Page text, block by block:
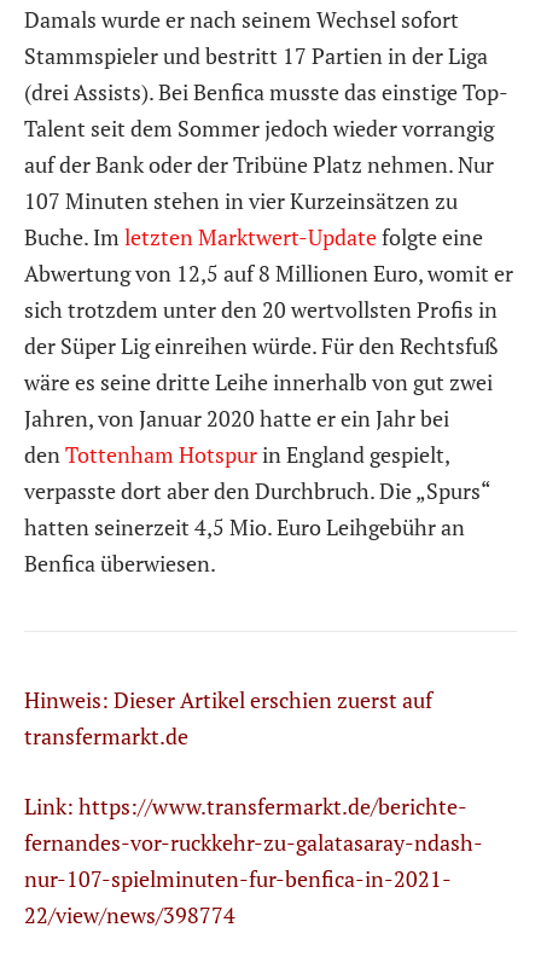
Damals wurde er nach seinem Wechsel sofort
Stammspieler und bestritt 17 Partien in der Liga
(drei Assists). Bei Benfica musste das einstige Top-
Talent seit dem Sommer jedoch wieder vorrangig
auf der Bank oder der Tribüne Platz nehmen. Nur
107 Minuten stehen in vier Kurzeinsätzen zu
Buche. Im letzten Marktwert-Updatefolgte eine
Abwertung von 12,5 auf 8 Millionen Euro, womit er
sich trotzdem unter den 20 wertvollsten Profis in
der Süper Lig einreihen würde. Für den Rechtsfuß
wäre es seine dritte Leihe innerhalb von gut zwei
Jahren, von Januar 2020 hatte er ein Jahr bei
denTottenham Hotspurin England gespielt,
verpasste dort aber den Durchbruch. Die „Spurs“
hatten seinerzeit 4,5 Mio. Euro Leihgebühr an
Benfica überwiesen.
Hinweis: Dieser Artikel erschien zuerst auf
transfermarkt.de
Link: https://www.transfermarkt.de/berichte-
fernandes-vor-ruckkehr-zu-galatasaray-ndash-
nur-107-spielminuten-fur-benfica-in-2021-
22/view/news/398774